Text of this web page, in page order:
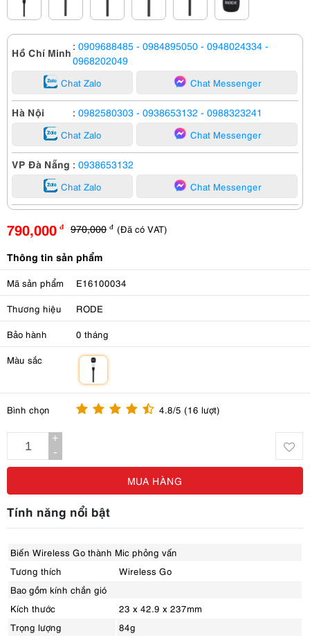
Hồ Chí Minh : 0909688485 - 0984895050 - 0948024334 -
0968202049
Chat Zalo Chat Messenger
Hà Nội : 0982580303 - 0938653132 - 0988323241
Chat Zalo Chat Messenger
VP Đà Nẵng : 0938653132
Chat Zalo Chat Messenger
790,000 đ 970,000 đ (Đã có VAT)
Thông tin sản phẩm
Mã sản phẩm E16100034
Thương hiệu RODE
Bảo hành 0 tháng
Màu sắc
Bình chọn 4.8/5 (16 lượt)
+
-
MUA HÀNG
Tính năng nổi bật
Biến Wireless Go thành Mic phỏng vấn
Tương thích
Wireless Go
Bao gồm kính chắn gió
Kích thước
23 x 42.9 x 237mm
Trọng lượng
84g